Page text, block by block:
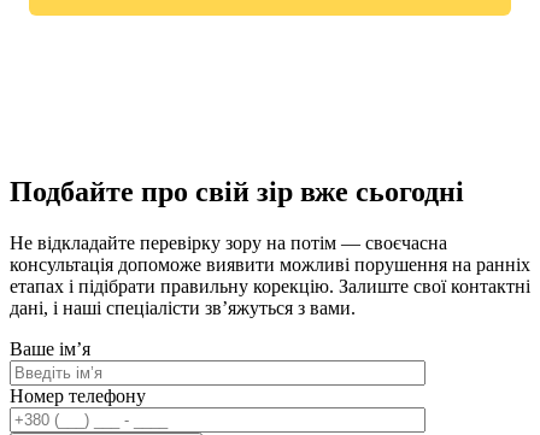
Подбайте про свій зір вже сьогодні
Не відкладайте перевірку зору на потім — своєчасна
консультація допоможе виявити можливі порушення на ранніх
етапах і підібрати правильну корекцію. Залиште свої контактні
дані, і наші спеціалісти зв’яжуться з вами.
Ваше ім’я
Номер телефону